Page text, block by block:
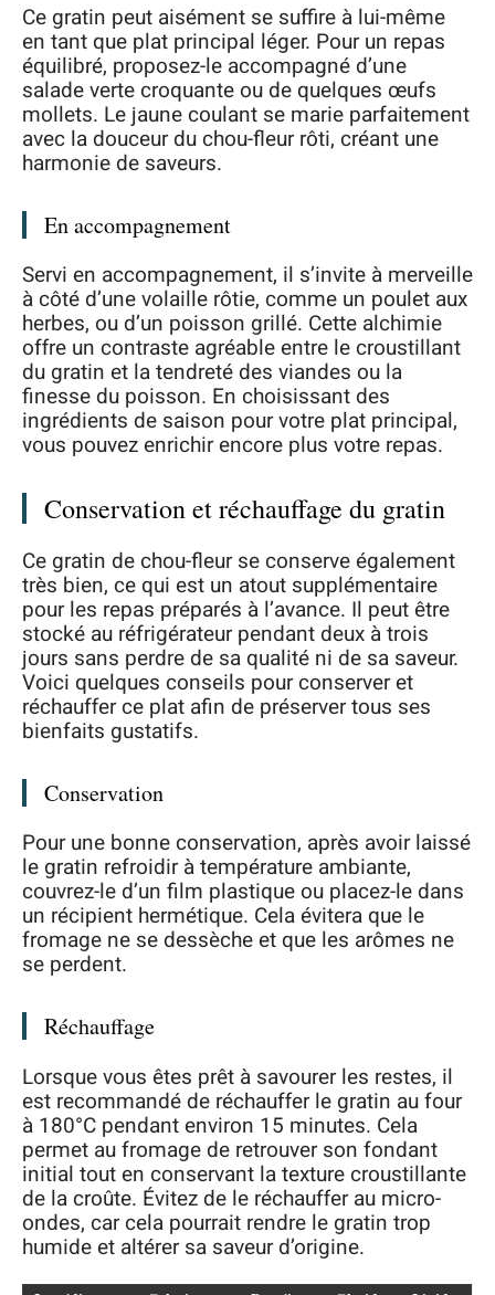
Ce gratin peut aisément se suffire à lui-même
en tant que plat principal léger. Pour un repas
équilibré, proposez-le accompagné d’une
salade verte croquante ou de quelques œufs
mollets. Le jaune coulant se marie parfaitement
avec la douceur du chou-fleur rôti, créant une
harmonie de saveurs.
En accompagnement
Servi en accompagnement, il s’invite à merveille
à côté d’une volaille rôtie, comme un poulet aux
herbes, ou d’un poisson grillé. Cette alchimie
offre un contraste agréable entre le croustillant
du gratin et la tendreté des viandes ou la
finesse du poisson. En choisissant des
ingrédients de saison pour votre plat principal,
vous pouvez enrichir encore plus votre repas.
Conservation et réchauffage du gratin
Ce gratin de chou-fleur se conserve également
très bien, ce qui est un atout supplémentaire
pour les repas préparés à l’avance. Il peut être
stocké au réfrigérateur pendant deux à trois
jours sans perdre de sa qualité ni de sa saveur.
Voici quelques conseils pour conserver et
réchauffer ce plat afin de préserver tous ses
bienfaits gustatifs.
Conservation
Pour une bonne conservation, après avoir laissé
le gratin refroidir à température ambiante,
couvrez-le d’un film plastique ou placez-le dans
un récipient hermétique. Cela évitera que le
fromage ne se dessèche et que les arômes ne
se perdent.
Réchauffage
Lorsque vous êtes prêt à savourer les restes, il
est recommandé de réchauffer le gratin au four
à 180°C pendant environ 15 minutes. Cela
permet au fromage de retrouver son fondant
initial tout en conservant la texture croustillante
de la croûte. Évitez de le réchauffer au micro-
ondes, car cela pourrait rendre le gratin trop
humide et altérer sa saveur d’origine.